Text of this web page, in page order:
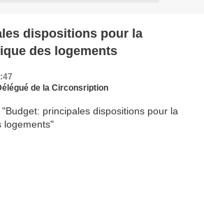
dispositions pour la
des logements
de la Circonsription